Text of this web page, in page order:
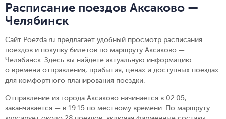
Расписание поездов Аксаково —
Челябинск
Сайт Poezda.ru предлагает удобный просмотр расписания
поездов и покупку билетов по маршруту Аксаково —
Челябинск. Здесь вы найдете актуальную информацию
о времени отправления, прибытия, ценах и доступных поездах
для комфортного планирования поездки.
Отправление из города Аксаково начинается в 02:05,
заканчивается — в 19:15 по местному времени. По маршруту